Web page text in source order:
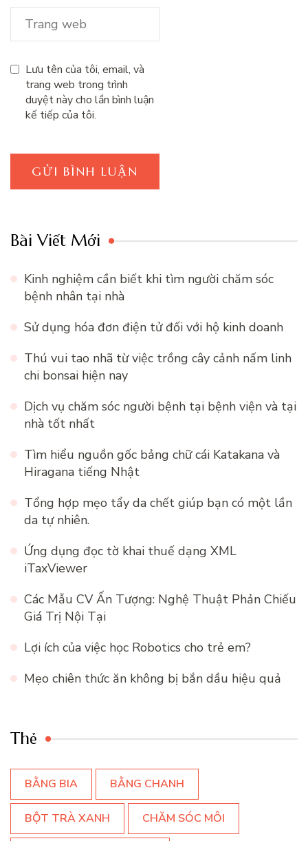
Lưu tên của tôi, email, và
trang web trong trình
duyệt này cho lần bình luận
kế tiếp của tôi.
Bài Viết Mới
Kinh nghiệm cần biết khi tìm người chăm sóc
bệnh nhân tại nhà
Sử dụng hóa đơn điện tử đối với hộ kinh doanh
Thú vui tao nhã từ việc trồng cây cảnh nấm linh
chi bonsai hiện nay
Dịch vụ chăm sóc người bệnh tại bệnh viện và tại
nhà tốt nhất
Tìm hiểu nguồn gốc bảng chữ cái Katakana và
Hiragana tiếng Nhật
Tổng hợp mẹo tẩy da chết giúp bạn có một lần
da tự nhiên.
Ứng dụng đọc tờ khai thuế dạng XML
iTaxViewer
Các Mẫu CV Ấn Tượng: Nghệ Thuật Phản Chiếu
Giá Trị Nội Tại
Lợi ích của việc học Robotics cho trẻ em?
Mẹo chiên thức ăn không bị bắn dầu hiệu quả
Thẻ
BẰNG BIA BẰNG CHANH
BỘT TRÀ XANH CHĂM SÓC MÔI